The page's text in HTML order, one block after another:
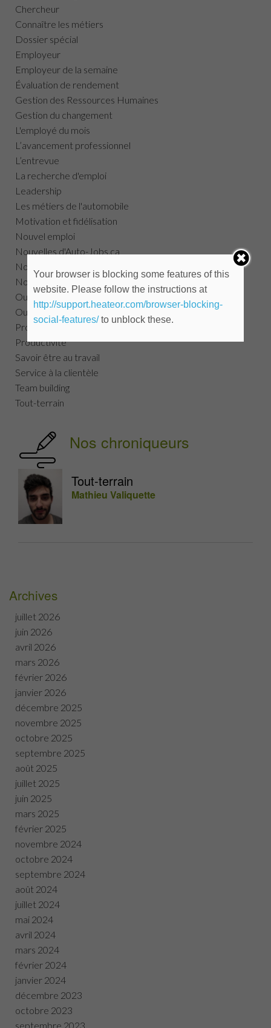
Chercheur
Connaître les métiers
Dossier spécial
Employeur
Employeur de la semaine
Évaluation de rendement
Gestion des Ressources Humaines
Gestion du changement
L'employé du mois
L’avancement professionnel
L’entrevue
La recherche d'emploi
Leadership
Les métiers de l'automobile
Motivation et fidélisation
Nouvel emploi
Nouvelles d'Auto-Jobs.ca
Nouvelles pour les chercheurs
Nouvelles pour les employeurs
Outils chercheurs d'emploi automobile
Outils RH
Processus de recrutement
Productivité
Savoir être au travail
Service à la clientèle
Team building
Tout-terrain
Nos chroniqueurs
Tout-terrain
Mathieu Valiquette
Archives
juillet 2026
juin 2026
avril 2026
mars 2026
février 2026
janvier 2026
décembre 2025
novembre 2025
octobre 2025
septembre 2025
août 2025
juillet 2025
juin 2025
mars 2025
février 2025
novembre 2024
octobre 2024
septembre 2024
août 2024
juillet 2024
mai 2024
avril 2024
mars 2024
février 2024
janvier 2024
décembre 2023
octobre 2023
septembre 2023
Your browser is blocking some features of this
website. Please follow the instructions at
http://support.heateor.com/browser-blocking-
social-features/to unblock these.